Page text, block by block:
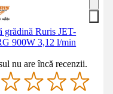
grădină Ruris JET-
900W 3,12 l/min
nu are încă recenzii.